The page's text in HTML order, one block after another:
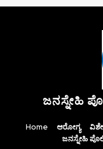
ಜನಸ್ನೇಹಿ
Home ಆರೋಗ್ಯ
ಜನಸ್ನೇಹಿ